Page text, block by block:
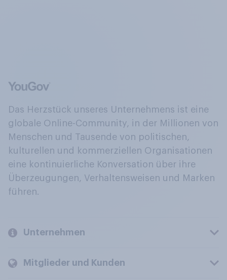
Das Herzstück unseres Unternehmens ist eine
globale Online-Community, in der Millionen von
Menschen und Tausende von politischen,
kulturellen und kommerziellen Organisationen
eine kontinuierliche Konversation über ihre
Überzeugungen, Verhaltensweisen und Marken
führen.
Unternehmen
Mitglieder und Kunden